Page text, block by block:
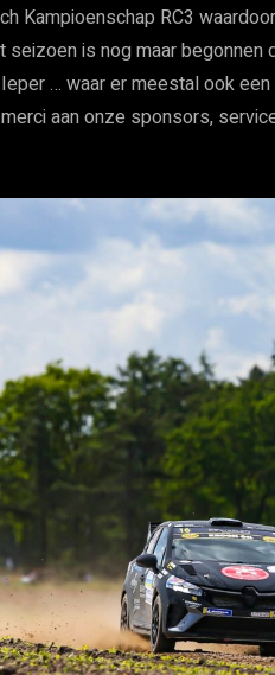
Kampioenschap RC3
is nog maar
… waar er meestal ook een
aan onze sponsors,